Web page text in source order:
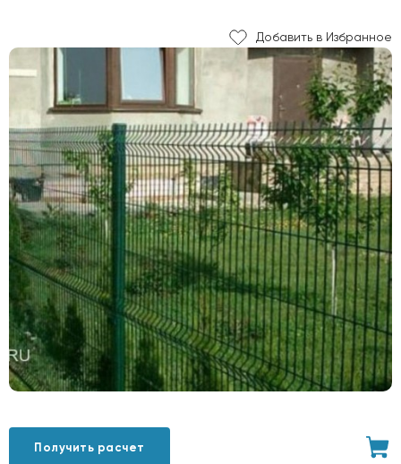
Добавить в Избранное
Получить расчет